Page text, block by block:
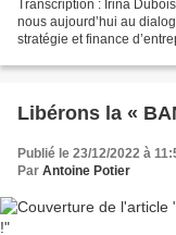
Transcription : Irina
nous aujourd’hui au
stratégie et finance
Libérons la «
Publié le 23/12/2022 à
Par Antoine Potier